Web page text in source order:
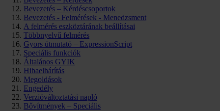
Bevezetés – Kérdéscsoportok
Bevezetés - Felmérések - Menedzsment
A felmérés eszköztárának beállításai
Többnyelvű felmérés
Gyors útmutató – ExpressionScript
Speciális funkciók
Általános GYIK
Hibaelhárítás
Megoldások
Engedély
Verzióváltoztatási napló
Bővítmények – Speciális